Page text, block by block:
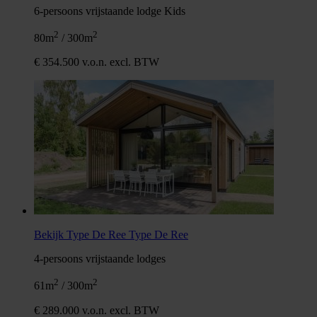
6-persoons vrijstaande lodge Kids
80m2 / 300m2
€ 354.500 v.o.n. excl. BTW
Bekijk Type De Ree Type De Ree
4-persoons vrijstaande lodges
61m2 / 300m2
€ 289.000 v.o.n. excl. BTW